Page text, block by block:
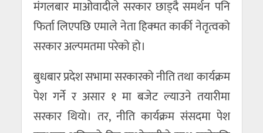
मंगलबार माओवादीले सरकार छाड्दै समर्थन पनि
फिर्ता लिएपछि एमाले नेता हिक्मत कार्की नेतृत्वको
सरकार अल्पमतमा परेको हो।
बुधबार प्रदेश सभामा सरकारको नीति तथा कार्यक्रम
पेश गर्ने र असार १ मा बजेट ल्याउने तयारीमा
सरकार थियो। तर, नीति कार्यक्रम संसदमा पेश